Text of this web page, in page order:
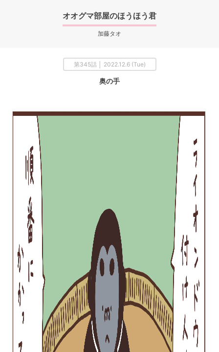
オオグマ部屋のほうほう君
加藤タオ
第345話 │ 2022.12.6 (Tue)
奥の手